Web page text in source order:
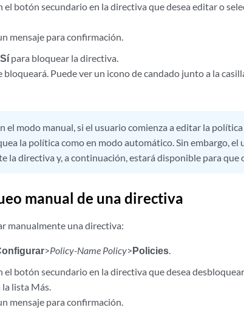
el botón secundario en la directiva que desea editar o
mensaje para confirmación.
Sípara bloquear la directiva.
bloqueará. Puede ver un icono de candado junto a la
el modo manual, si el usuario comienza a editar la
la política como en modo automático. Sin embargo, el
la directiva y, a continuación, estará disponible para que
manual de una directiva
manualmente una directiva:
>Policy-Name Policy>Policies.
el botón secundario en la directiva que desea
la lista Más.
mensaje para confirmación.